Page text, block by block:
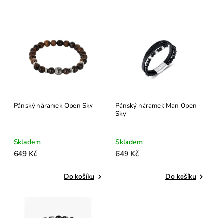
Pánský náramek Open Sky
Skladem
649 Kč
Do košíku
Pánský náramek Man Open
Sky
Skladem
649 Kč
Do košíku